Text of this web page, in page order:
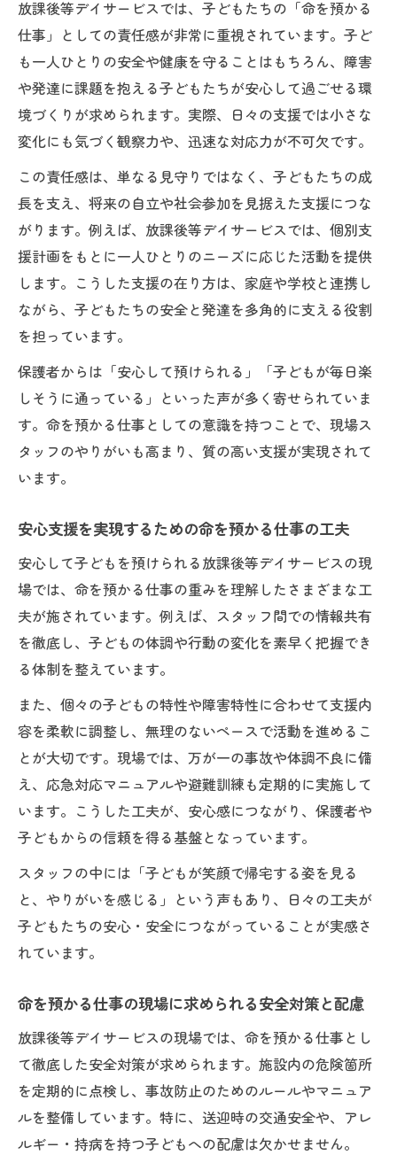
放課後等デイサービスでは、子どもたちの「命を預かる
仕事」としての責任感が非常に重視されています。子ど
も一人ひとりの安全や健康を守ることはもちろん、障害
や発達に課題を抱える子どもたちが安心して過ごせる環
境づくりが求められます。実際、日々の支援では小さな
変化にも気づく観察力や、迅速な対応力が不可欠です。
この責任感は、単なる見守りではなく、子どもたちの成
長を支え、将来の自立や社会参加を見据えた支援につな
がります。例えば、放課後等デイサービスでは、個別支
援計画をもとに一人ひとりのニーズに応じた活動を提供
します。こうした支援の在り方は、家庭や学校と連携し
ながら、子どもたちの安全と発達を多角的に支える役割
を担っています。
保護者からは「安心して預けられる」「子どもが毎日楽
しそうに通っている」といった声が多く寄せられていま
す。命を預かる仕事としての意識を持つことで、現場ス
タッフのやりがいも高まり、質の高い支援が実現されて
います。
安心支援を実現するための命を預かる仕事の工夫
安心して子どもを預けられる放課後等デイサービスの現
場では、命を預かる仕事の重みを理解したさまざまな工
夫が施されています。例えば、スタッフ間での情報共有
を徹底し、子どもの体調や行動の変化を素早く把握でき
る体制を整えています。
また、個々の子どもの特性や障害特性に合わせて支援内
容を柔軟に調整し、無理のないペースで活動を進めるこ
とが大切です。現場では、万が一の事故や体調不良に備
え、応急対応マニュアルや避難訓練も定期的に実施して
います。こうした工夫が、安心感につながり、保護者や
子どもからの信頼を得る基盤となっています。
スタッフの中には「子どもが笑顔で帰宅する姿を見る
と、やりがいを感じる」という声もあり、日々の工夫が
子どもたちの安心・安全につながっていることが実感さ
れています。
命を預かる仕事の現場に求められる安全対策と配慮
放課後等デイサービスの現場では、命を預かる仕事とし
て徹底した安全対策が求められます。施設内の危険箇所
を定期的に点検し、事故防止のためのルールやマニュア
ルを整備しています。特に、送迎時の交通安全や、アレ
ルギー・持病を持つ子どもへの配慮は欠かせません。